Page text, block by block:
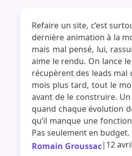
Refaire un site, c’est
dernière animation à la
mais mal pensé, lui,
aime le rendu. On lance
récupèrent des leads mal
mois plus tard, tout le
avant de le construire.
quand chaque évolution
qu’il manque une
Pas seulement en
Romain Groussac| 12